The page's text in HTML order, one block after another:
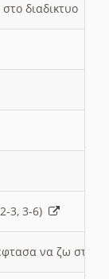
διαδικτυο
3, 3-6)
να ζω στην